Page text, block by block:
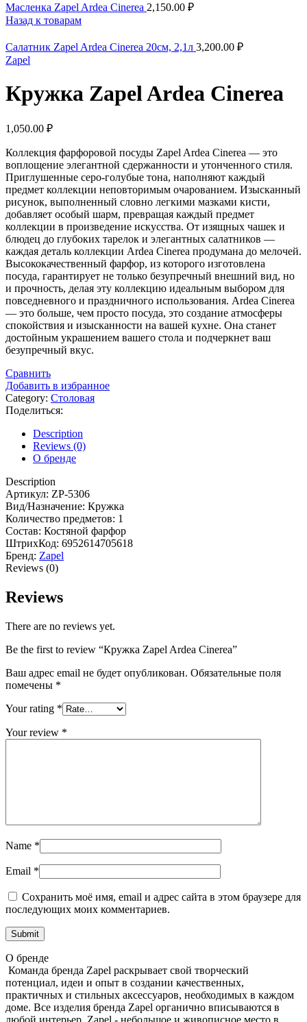
Масленка Zapel Ardea Cinerea 2,150.00 ₽
Назад к товарам
Салатник Zapel Ardea Cinerea 20см, 2,1л 3,200.00 ₽
Zapel
Кружка Zapel Ardea Cinerea
1,050.00 ₽
Коллекция фарфоровой посуды Zapel Ardea Cinerea — это
воплощение элегантной сдержанности и утонченного стиля.
Приглушенные серо-голубые тона, наполняют каждый
предмет коллекции неповторимым очарованием. Изысканный
рисунок, выполненный словно легкими мазками кисти,
добавляет особый шарм, превращая каждый предмет
коллекции в произведение искусства. От изящных чашек и
блюдец до глубоких тарелок и элегантных салатников —
каждая деталь коллекции Ardea Cinerea продумана до мелочей.
Высококачественный фарфор, из которого изготовлена
посуда, гарантирует не только безупречный внешний вид, но
и прочность, делая эту коллекцию идеальным выбором для
повседневного и праздничного использования. Ardea Cinerea
— это больше, чем просто посуда, это создание атмосферы
спокойствия и изысканности на вашей кухне. Она станет
достойным украшением вашего стола и подчеркнет ваш
безупречный вкус.
Сравнить
Добавить в избранное
Category: Столовая
Поделиться:
Description
Reviews (0)
О бренде
Description
Артикул: ZP-5306
Вид/Назначение: Кружка
Количество предметов: 1
Состав: Костяной фарфор
ШтрихКод: 6952614705618
Бренд: Zapel
Reviews (0)
Reviews
There are no reviews yet.
Be the first to review “Кружка Zapel Ardea Cinerea”
Ваш адрес email не будет опубликован. Обязательные поля
помечены *
Your rating *
Your review *
Name *
Email *
Сохранить моё имя, email и адрес сайта в этом браузере для
последующих моих комментариев.
О бренде
Команда бренда Zapel раскрывает свой творческий
потенциал, идеи и опыт в создании качественных,
практичных и стильных аксессуаров, необходимых в каждом
доме. Все изделия бренда Zapel органично вписываются в